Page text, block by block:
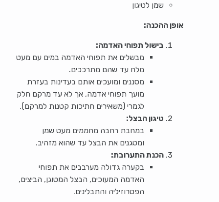
שמן לטיגון
אופן ההכנה:
בישול תפוחי האדמה:
מבשלים את תפוחי האדמה במים עם מעט
מלח עד שהם מתרככים.
מסננים ומועכים אותם בעדינות בעזרת
מועך תפוחי אדמה, אך לא עד מרקם חלק
לגמרי (משאירים חתיכות קטנות למרקם).
טיגון הבצל:
במחבת רחבה מחממים מעט שמן
ומטגנים את הבצל עד שהוא מזהיב.
הכנת התערובת:
בקערה גדולה מערבבים את תפוחי
האדמה המעוכים, הבצל המטוגן, הביצים,
הפטרוזיליה והתבלינים.